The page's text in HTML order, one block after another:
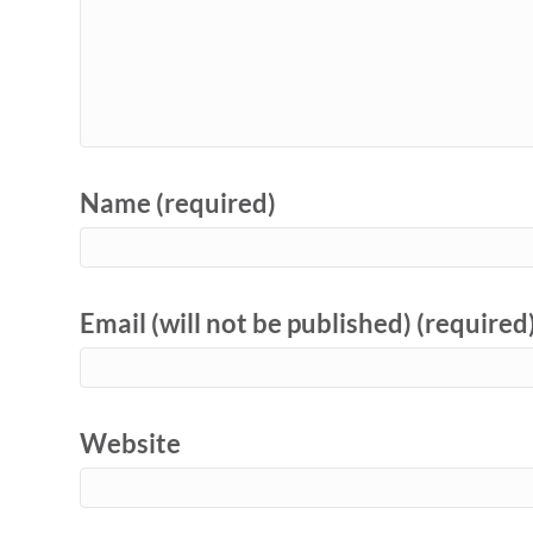
Name (required)
Email (will not be published)
Website